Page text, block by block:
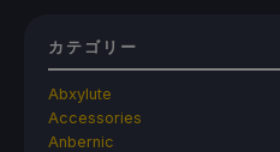
カテゴリー
Abxylute
Accessories
Anbernic